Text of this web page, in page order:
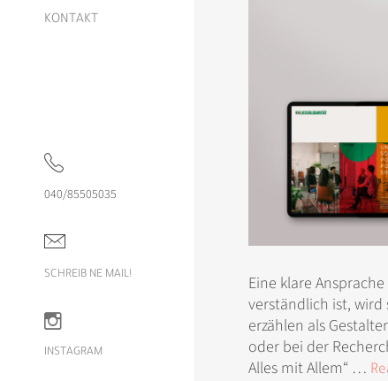
KONTAKT
040/85505035
SCHREIB NE MAIL!
INSTAGRAM
Eine klare
verständlich ist,
erzählen als
oder bei der
Alles mit Allem“ …